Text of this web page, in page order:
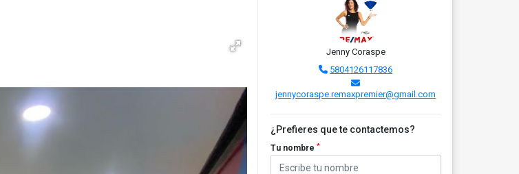
Jenny Coraspe
5804126117836
jennycoraspe.remaxpremier@gmail.com
¿Prefieres que te contactemos?
Tu nombre *